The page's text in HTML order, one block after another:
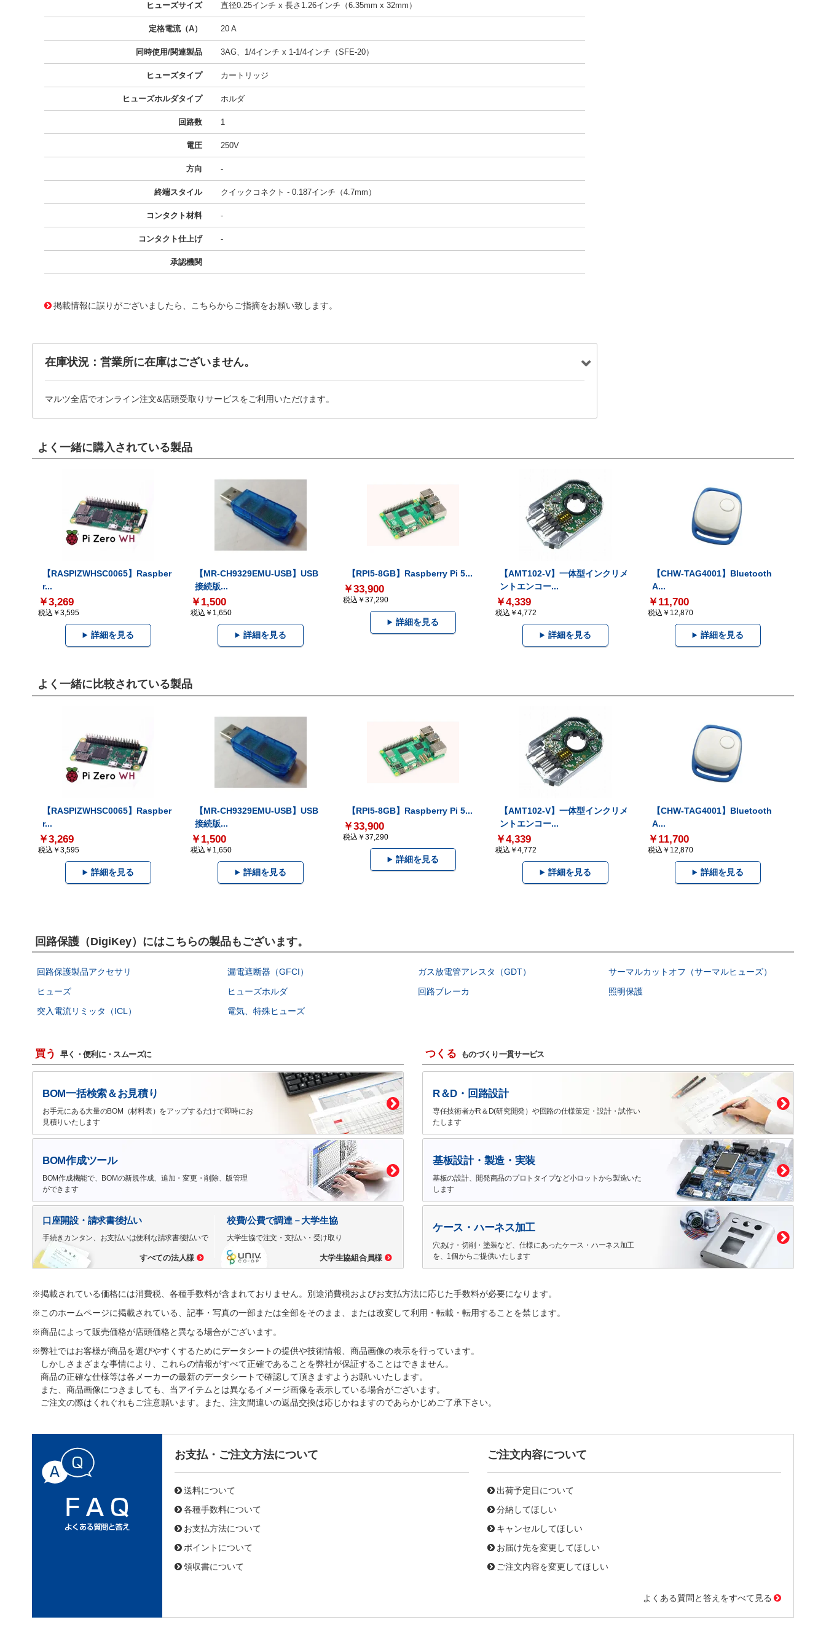
ヒューズサイズ 直径0.25インチ x 長さ1.26インチ（6.35mm x 32mm）
定格電流（A） 20 A
同時使用/関連製品 3AG、1/4インチ x 1-1/4インチ（SFE-20）
ヒューズタイプ カートリッジ
ヒューズホルダタイプ ホルダ
回路数 1
電圧 250V
方向 -
終端スタイル クイックコネクト - 0.187インチ（4.7mm）
コンタクト材料 -
コンタクト仕上げ -
承認機関
掲載情報に誤りがございましたら、こちらからご指摘をお願い致します。
在庫状況：営業所に在庫はございません。
マルツ全店でオンライン注文&店頭受取りサービスをご利用いただけます。
よく一緒に購入されている製品
【RASPIZWHSC0065】Raspber
r...
￥3,269
税込￥3,595
詳細を見る
【MR-CH9329EMU-USB】USB
接続版...
￥1,500
税込￥1,650
詳細を見る
【RPI5-8GB】Raspberry Pi 5...
￥33,900
税込￥37,290
詳細を見る
【AMT102-V】一体型インクリメ
ントエンコー...
￥4,339
税込￥4,772
詳細を見る
【CHW-TAG4001】Bluetooth
A...
￥11,700
税込￥12,870
詳細を見る
よく一緒に比較されている製品
【RASPIZWHSC0065】Raspber
r...
￥3,269
税込￥3,595
詳細を見る
【MR-CH9329EMU-USB】USB
接続版...
￥1,500
税込￥1,650
詳細を見る
【RPI5-8GB】Raspberry Pi 5...
￥33,900
税込￥37,290
詳細を見る
【AMT102-V】一体型インクリメ
ントエンコー...
￥4,339
税込￥4,772
詳細を見る
【CHW-TAG4001】Bluetooth
A...
￥11,700
税込￥12,870
詳細を見る
回路保護（DigiKey）にはこちらの製品もございます。
回路保護製品アクセサリ 漏電遮断器（GFCI） ガス放電管アレスタ（GDT）
サーマルカットオフ（サーマルヒューズ）
ヒューズ
ヒューズホルダ 回路ブレーカ
照明保護
突入電流リミッタ（ICL）
電気、特殊ヒューズ
買う 早く・便利に・スムーズに
BOM一括検索＆お見積り
お手元にある大量のBOM（材料表）をアップするだけで即時にお
見積りいたします
BOM作成ツール
BOM作成機能で、BOMの新規作成、追加・変更・削除、版管理
ができます
口座開設・請求書後払い
手続きカンタン、お支払いは便利な請求書後払いで
すべての法人様
校費/公費で調達－大学生協
大学生協で注文・支払い・受け取り
大学生協組合員様
つくる ものづくり一貫サービス
R＆D・回路設計
専任技術者がR＆D(研究開発）や回路の仕様策定・設計・試作い
たします
基板設計・製造・実装
基板の設計、開発商品のプロトタイプなど小ロットから製造いた
します
ケース・ハーネス加工
穴あけ・切削・塗装など、仕様にあったケース・ハーネス加工
を、1個からご提供いたします
※掲載されている価格には消費税、各種手数料が含まれておりません。別途消費税およびお支払方法に応じた手数料が必要になります。
※このホームページに掲載されている、記事・写真の一部または全部をそのまま、または改変して利用・転載・転用することを禁じます。
※商品によって販売価格が店頭価格と異なる場合がございます。
※弊社ではお客様が商品を選びやすくするためにデータシートの提供や技術情報、商品画像の表示を行っています。
しかしさまざまな事情により、これらの情報がすべて正確であることを弊社が保証することはできません。
商品の正確な仕様等は各メーカーの最新のデータシートで確認して頂きますようお願いいたします。
また、商品画像につきましても、当アイテムとは異なるイメージ画像を表示している場合がございます。
ご注文の際はくれぐれもご注意願います。また、注文間違いの返品交換は応じかねますのであらかじめご了承下さい。
お支払・ご注文方法について
送料について
各種手数料について
お支払方法について
ポイントについて
領収書について
ご注文内容について
出荷予定日について
分納してほしい
キャンセルしてほしい
お届け先を変更してほしい
ご注文内容を変更してほしい
よくある質問と答えをすべて見る